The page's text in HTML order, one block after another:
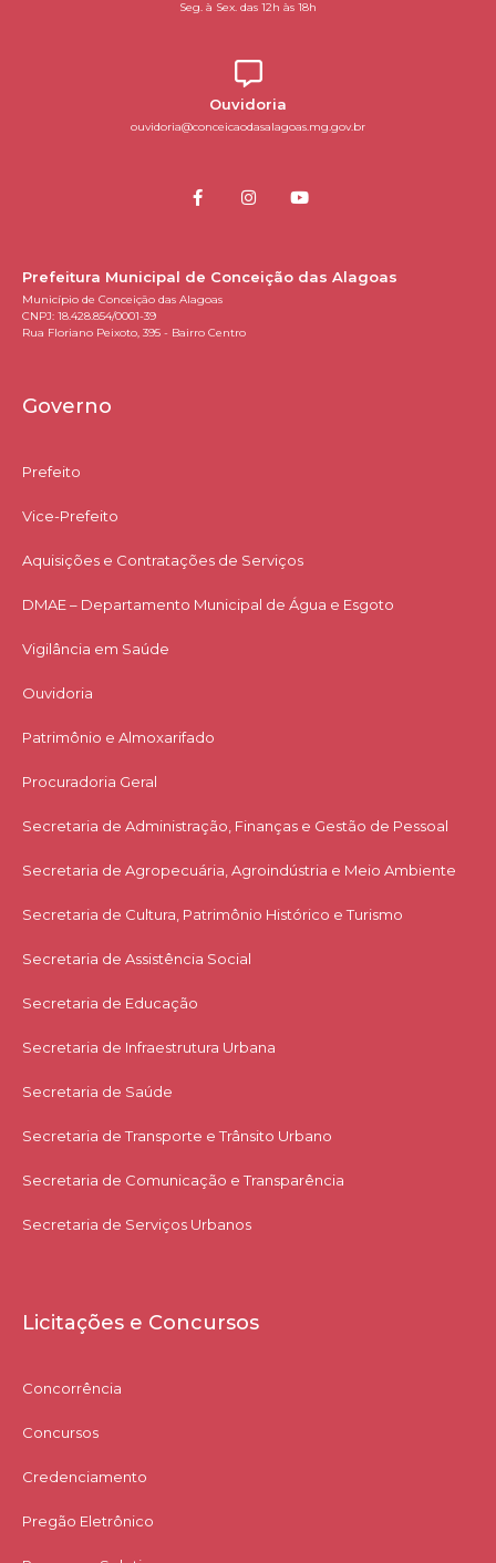
Seg. à Sex. das 12h às 18h
Ouvidoria
ouvidoria@conceicaodasalagoas.mg.gov.br
Prefeitura Municipal de Conceição das Alagoas
Município de Conceição das Alagoas
CNPJ: 18.428.854/0001-39
Rua Floriano Peixoto, 395 - Bairro Centro
Governo
Prefeito
Vice-Prefeito
Aquisições e Contratações de Serviços​
DMAE – Departamento Municipal de Água e Esgoto
Vigilância em Saúde
Ouvidoria
Patrimônio e Almoxarifado
Procuradoria Geral
Secretaria de Administração, Finanças e Gestão de Pessoal
Secretaria de Agropecuária, Agroindústria e Meio Ambiente
Secretaria de Cultura, Patrimônio Histórico e Turismo
Secretaria de Assistência Social
Secretaria de Educação
Secretaria de Infraestrutura Urbana
Secretaria de Saúde
Secretaria de Transporte e Trânsito Urbano
Secretaria de Comunicação e Transparência
Secretaria de Serviços Urbanos
Licitações e Concursos
Concorrência
Concursos
Credenciamento
Pregão Eletrônico